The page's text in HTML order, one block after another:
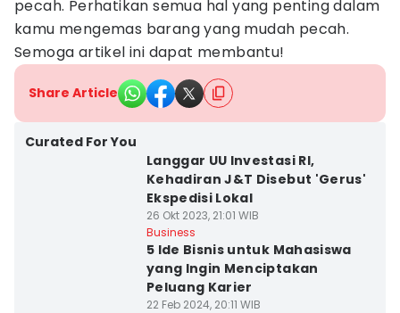
pecah. Perhatikan semua hal yang penting dalam
kamu mengemas barang yang mudah pecah.
Semoga artikel ini dapat membantu!
Share Article
Curated For You
Langgar UU Investasi RI,
Kehadiran J&T Disebut 'Gerus'
Ekspedisi Lokal
26 Okt 2023, 21:01 WIB
Business
5 Ide Bisnis untuk Mahasiswa
yang Ingin Menciptakan
Peluang Karier
22 Feb 2024, 20:11 WIB